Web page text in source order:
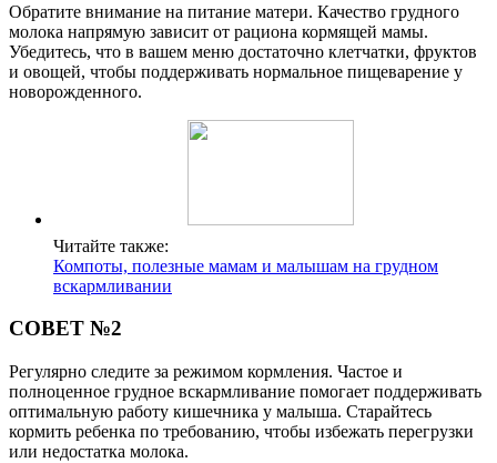
Обратите внимание на питание матери. Качество грудного
молока напрямую зависит от рациона кормящей мамы.
Убедитесь, что в вашем меню достаточно клетчатки, фруктов
и овощей, чтобы поддерживать нормальное пищеварение у
новорожденного.
Читайте также:
Компоты, полезные мамам и малышам на грудном
вскармливании
СОВЕТ №2
Регулярно следите за режимом кормления. Частое и
полноценное грудное вскармливание помогает поддерживать
оптимальную работу кишечника у малыша. Старайтесь
кормить ребенка по требованию, чтобы избежать перегрузки
или недостатка молока.